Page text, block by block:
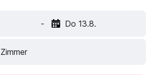
- Do 13.8.